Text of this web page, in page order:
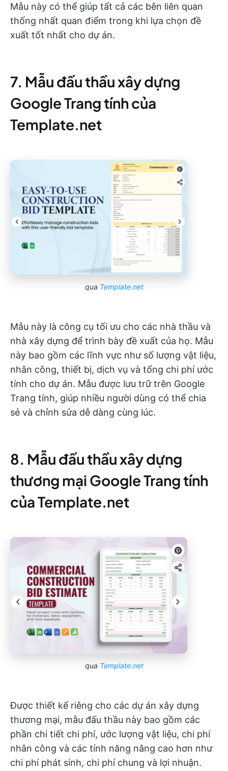
Mẫu này có thể giúp tất cả các bên liên quan
thống nhất quan điểm trong khi lựa chọn đề
xuất tốt nhất cho dự án.
7. Mẫu đấu thầu xây dựng
Google Trang tính của
Template.net
qua Template.net
Mẫu này là công cụ tối ưu cho các nhà thầu và
nhà xây dựng để trình bày đề xuất của họ. Mẫu
này bao gồm các lĩnh vực như số lượng vật liệu,
nhân công, thiết bị, dịch vụ và tổng chi phí ước
tính cho dự án. Mẫu được lưu trữ trên Google
Trang tính, giúp nhiều người dùng có thể chia
sẻ và chỉnh sửa dễ dàng cùng lúc.
8. Mẫu đấu thầu xây dựng
thương mại Google Trang tính
của Template.net
qua Template.net
Được thiết kế riêng cho các dự án xây dựng
thương mại, mẫu đấu thầu này bao gồm các
phần chi tiết chi phí, ước lượng vật liệu, chi phí
nhân công và các tính năng nâng cao hơn như
chi phí phát sinh, chi phí chung và lợi nhuận.